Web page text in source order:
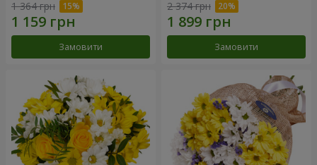
1 364 грн
Замовити
2 374 грн
Замовити